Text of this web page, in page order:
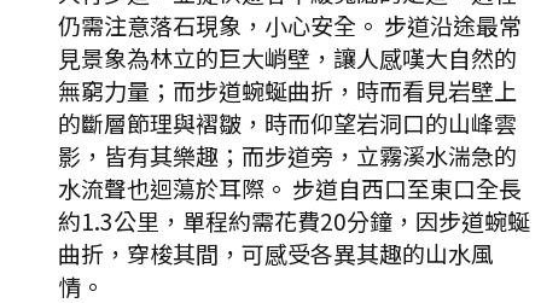
仍需注意落石現象，小心安全。 步道沿途最常
見景象為林立的巨大峭壁，讓人感嘆大自然的
無窮力量；而步道蜿蜒曲折，時而看見岩壁上
的斷層節理與褶皺，時而仰望岩洞口的山峰雲
影，皆有其樂趣；而步道旁，立霧溪水湍急的
水流聲也迴蕩於耳際。 步道自西口至東口全長
約1.3公里，單程約需花費20分鐘，因步道蜿蜒
曲折，穿梭其間，可感受各異其趣的山水風
情。